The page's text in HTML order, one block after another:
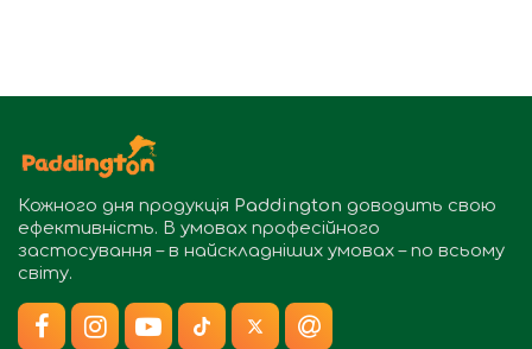
Кожного дня продукція Paddington доводить свою
ефективність. В умовах професійного
застосування – в найскладніших умовах – по всьому
світу.